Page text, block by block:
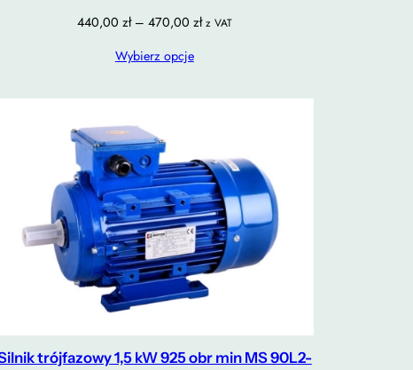
440,00 zł – 470,00 złZakres
do
z VAT
Wybierz opcje
trójfazowy 1,5 kW 925 obr min MS 90L2-